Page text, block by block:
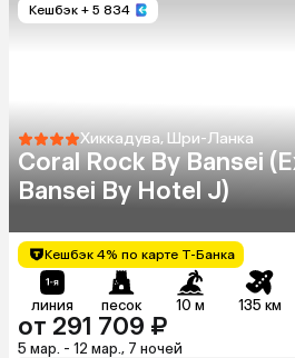
Кешбэк + 5 834
Хиккадува, Шри-Ланка
Coral Rock By Bansei
Bansei By Hotel J)
Кешбэк 4% по карте Т-Банка
линия песок 10 м 135 км
от 291 709 ₽
5 мар. - 12 мар., 7 ночей